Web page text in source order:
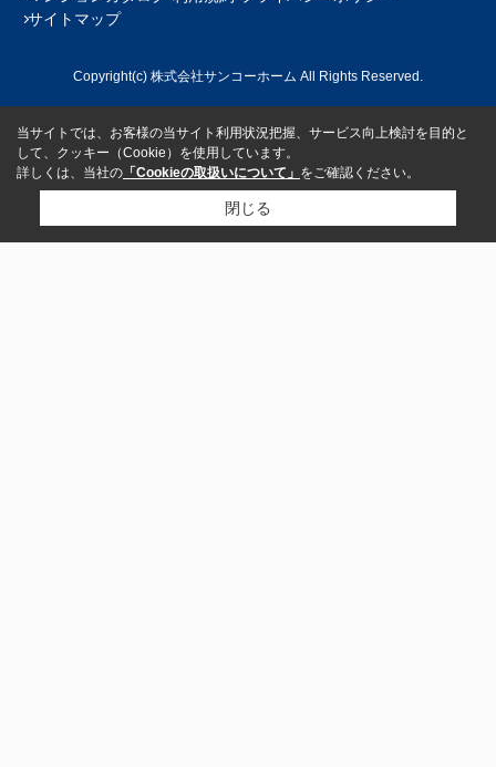
サイトマップ
Copyright(c) 株式会社サンコーホーム All Rights Reserved.
当サイトでは、お客様の当サイト利用状況把握、サービス向上検討を目的と
して、クッキー（Cookie）を使用しています。
詳しくは、当社の 「Cookieの取扱いについて」 をご確認ください。
閉じる